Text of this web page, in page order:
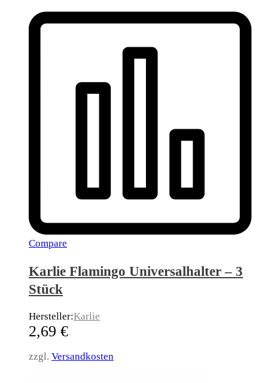
Compare
Karlie Flamingo Universalhalter – 3
Stück
Hersteller:Karlie
2,69 €
zzgl. Versandkosten